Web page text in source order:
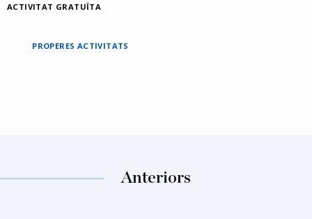
ACTIVITAT GRATUÏTA
PROPERES ACTIVITATS
Anteriors